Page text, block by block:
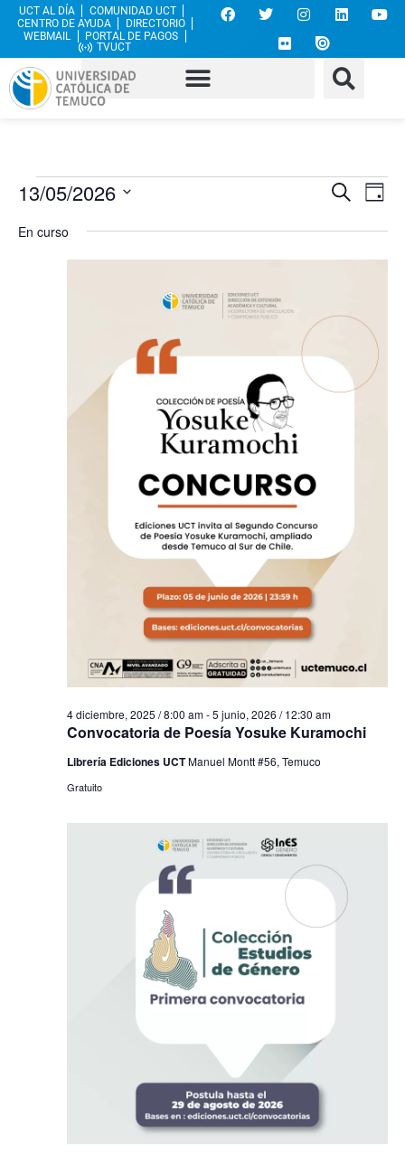
UCT AL DÍA
COMUNIDAD UCT
CENTRO DE AYUDA
DIRECTORIO
WEBMAIL
PORTAL DE PAGOS
TVUCT
de
de
BuscarDía
13/05/2026
la
fecha.
En curso
Convocatoria de Poesía Yosuke Kuramochi
4 diciembre, 2025 / 8:00 am-5 junio, 2026 / 12:30 am
Librería Ediciones UCTManuel Montt #56, Temuco
Gratuito